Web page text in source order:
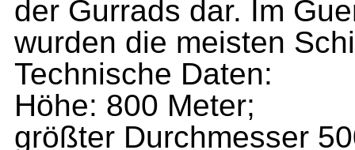
der Gurrads dar. Im
wurden die meisten
Technische Daten:
Höhe: 800 Meter;
größter Durchmesser